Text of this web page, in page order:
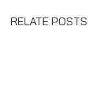
RELATE POSTS